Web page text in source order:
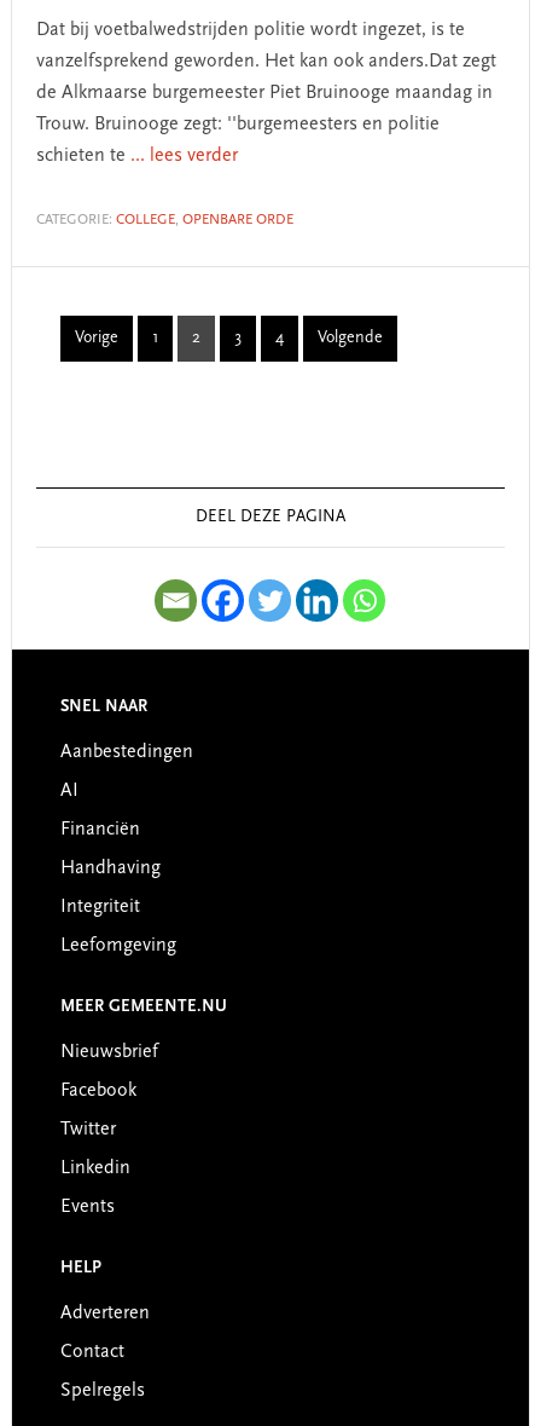
Dat bij voetbalwedstrijden politie wordt ingezet, is te
vanzelfsprekend geworden. Het kan ook anders.Dat zegt
de Alkmaarse burgemeester Piet Bruinooge maandag in
Trouw. Bruinooge zegt: ''burgemeesters en politie
schieten te ... lees verder
CATEGORIE: COLLEGE, OPENBARE ORDE
Vorige Page
1 Page
2 Page
3 Page
4 Volgende
Sidebar
DEEL DEZE PAGINA
Footer
SNEL NAAR
Aanbestedingen
AI
Financiën
Handhaving
Integriteit
Leefomgeving
MEER GEMEENTE.NU
Nieuwsbrief
Facebook
Twitter
Linkedin
Events
HELP
Adverteren
Contact
Spelregels